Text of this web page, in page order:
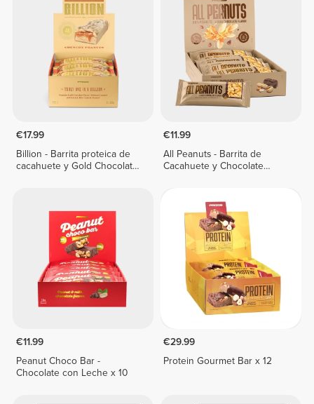
€17.99
Billion - Barrita proteica de
cacahuete y Gold Chocolate
€11.99
All Peanuts - Barrita de
Cacahuete y Chocolate
€11.99
Peanut Choco Bar -
Chocolate con Leche x 10
€29.99
Protein Gourmet Bar x 12